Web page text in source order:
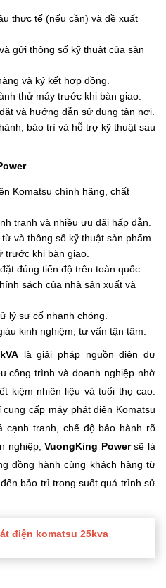
thực tế (nếu cần) và đề xuất
gửi thông số kỹ thuật của sản
và ký kết hợp đồng.
thử máy trước khi bàn giao.
và hướng dẫn sử dụng tận nơi.
bảo trì và hỗ trợ kỹ thuật sau
Komatsu chính hãng, chất
tranh và nhiều ưu đãi hấp dẫn.
và thông số kỹ thuật sản phẩm.
trước khi bàn giao.
đúng tiến độ trên toàn quốc.
sách của nhà sản xuất và
lý sự cố nhanh chóng.
kinh nghiệm, tư vấn tận tâm.
là giải pháp nguồn điện dự
công trình và doanh nghiệp nhờ
kiệm nhiên liệu và tuổi thọ cao.
cấp máy phát điện Komatsu
cạnh tranh, chế độ bảo hành rõ
nghiệp,VuongKing Powersẽ là
đồng hành cùng khách hàng từ
bảo trì trong suốt quá trình sử
điện komatsu 25kva